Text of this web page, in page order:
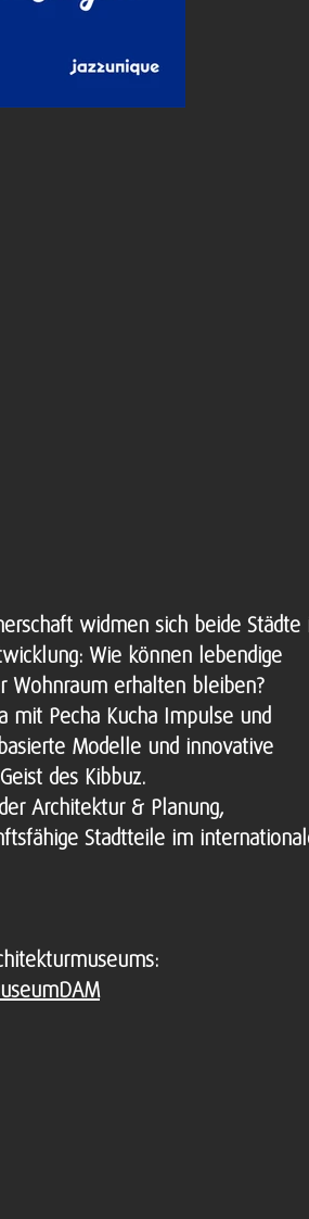
widmen sich beide Städte
Wie können lebendige
Wohnraum erhalten bleiben?
mit Pecha Kucha Impulse und
Modelle und innovative
des Kibbuz.
Architektur & Planung,
Stadtteile im